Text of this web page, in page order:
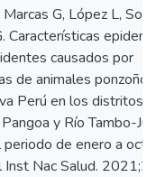
Marcas G, López L,
Características
causados por
de animales
Perú en los distritos
y Río Tambo-
de enero a
Nac Salud.